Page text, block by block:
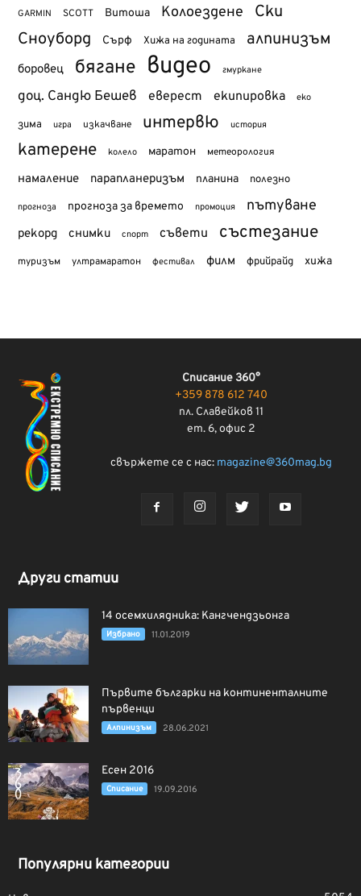
GARMIN SCOTT Витоша Колоездене Ски
Сноуборд Сърф Хижа на годината алпинизъм
боровец бягане видео гмуркане
доц. Сандю Бешев еверест екипировка еко
зима игра изкачване интервю история
катерене колело маратон метеорология
намаление парапланеризъм планина полезно
прогноза прогноза за времето промоция пътуване
рекорд снимки спорт съвети състезание
туризъм ултрамаратон фестивал филм фрийрайд хижа
Списание 360°
+359 878 612 740
пл. Славейков 11
ет. 6, офис 2
свържете се с нас: magazine@360mag.bg
Други статии
14 осемхилядника: Кангчендзьонга
Избрано 11.01.2019
Първите българки на континенталните
първенци
Алпинизъм 28.06.2021
Есен 2016
Списание 19.09.2016
Популярни категории